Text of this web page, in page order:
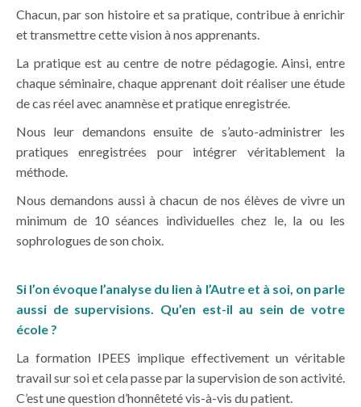
Chacun, par son histoire et sa pratique, contribue à enrichir
et transmettre cette vision à nos apprenants.
La pratique est au centre de notre pédagogie. Ainsi, entre
chaque séminaire, chaque apprenant doit réaliser une étude
de cas réel avec anamnèse et pratique enregistrée.
Nous leur demandons ensuite de s’auto-administrer les
pratiques enregistrées pour intégrer véritablement la
méthode.
Nous demandons aussi à chacun de nos élèves de vivre un
minimum de 10 séances individuelles chez le, la ou les
sophrologues de son choix.
Si l’on évoque l’analyse du lien à l’Autre et à soi, on parle
aussi de supervisions. Qu’en est-il au sein de votre
école ?
La formation IPEES implique effectivement un véritable
travail sur soi et cela passe par la supervision de son activité.
C’est une question d’honnêteté vis-à-vis du patient.